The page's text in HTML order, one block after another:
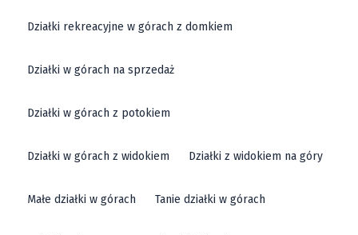
Działki rekreacyjne w górach z domkiem
Działki w górach na sprzedaż
Działki w górach z potokiem
Działki w górach z widokiem Działki z widokiem na góry
Małe działki w górach Tanie działki w górach